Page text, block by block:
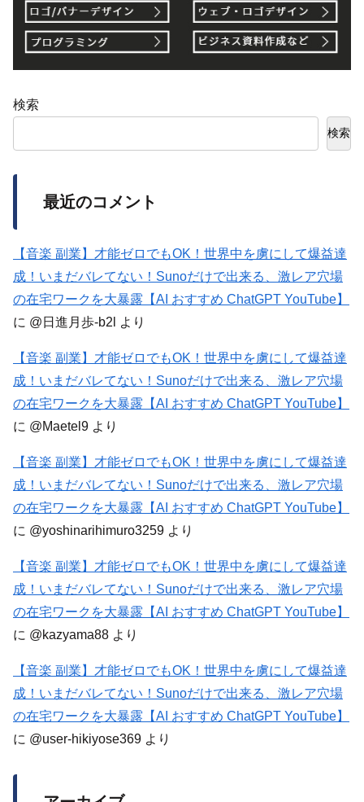
検索
検索
最近のコメント
【音楽 副業】才能ゼロでもOK！世界中を虜にして爆益達
成！いまだバレてない！Sunoだけで出来る、激レア穴場
の在宅ワークを大暴露【AI おすすめ ChatGPT YouTube】
に @日進月歩-b2l より
【音楽 副業】才能ゼロでもOK！世界中を虜にして爆益達
成！いまだバレてない！Sunoだけで出来る、激レア穴場
の在宅ワークを大暴露【AI おすすめ ChatGPT YouTube】
に @Maetel9 より
【音楽 副業】才能ゼロでもOK！世界中を虜にして爆益達
成！いまだバレてない！Sunoだけで出来る、激レア穴場
の在宅ワークを大暴露【AI おすすめ ChatGPT YouTube】
に @yoshinarihimuro3259 より
【音楽 副業】才能ゼロでもOK！世界中を虜にして爆益達
成！いまだバレてない！Sunoだけで出来る、激レア穴場
の在宅ワークを大暴露【AI おすすめ ChatGPT YouTube】
に @kazyama88 より
【音楽 副業】才能ゼロでもOK！世界中を虜にして爆益達
成！いまだバレてない！Sunoだけで出来る、激レア穴場
の在宅ワークを大暴露【AI おすすめ ChatGPT YouTube】
に @user-hikiyose369 より